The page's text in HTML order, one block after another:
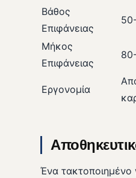
Βάθος
Επιφάνειας
Μήκος
Επιφάνειας
Εργονομία
Ένα τακτοποιημένο